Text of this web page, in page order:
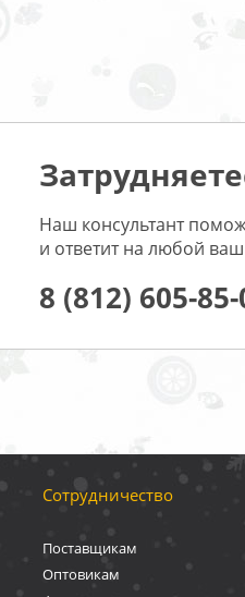
Наш консультант
и ответит на любой
8 (812) 605-
Сотрудничество
Поставщикам
Оптовикам